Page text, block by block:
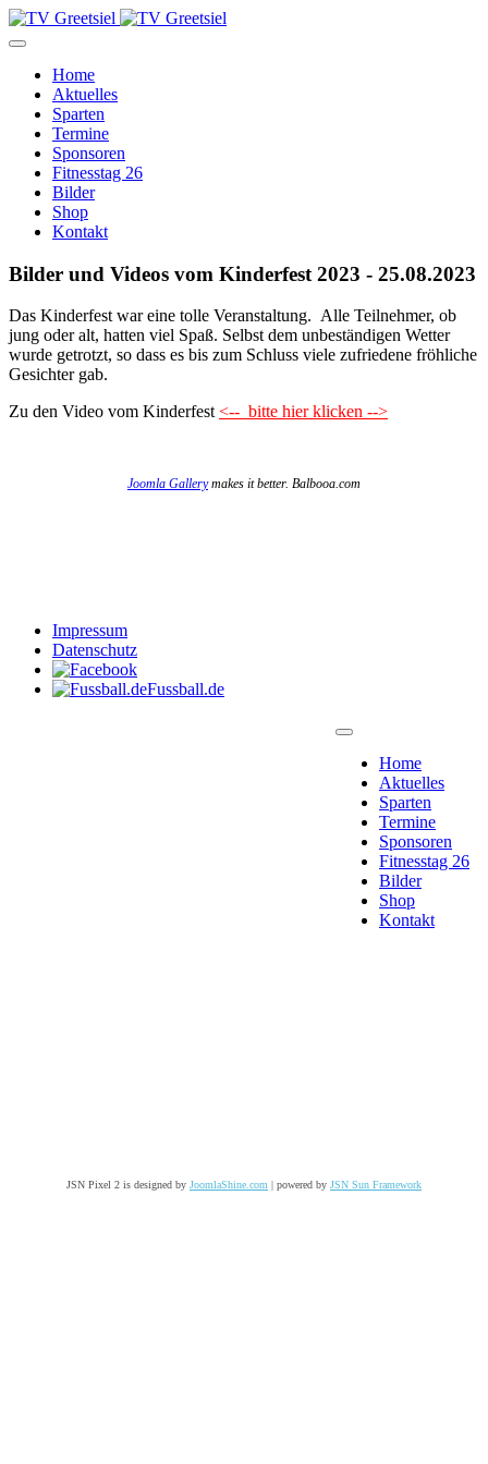
Home
Aktuelles
Sparten
Termine
Sponsoren
Fitnesstag 26
Bilder
Shop
Kontakt
Bilder und Videos vom Kinderfest 2023 - 25.08.2023
Das Kinderfest war eine tolle Veranstaltung. Alle Teilnehmer, ob
jung oder alt, hatten viel Spaß. Selbst dem unbeständigen Wetter
wurde getrotzt, so dass es bis zum Schluss viele zufriedene fröhliche
Gesichter gab.
Zu den Video vom Kinderfest<-- bitte hier klicken -->
Joomla Gallerymakes it better. Balbooa.com
Impressum
Datenschutz
Fussball.de
Home
Aktuelles
Sparten
Termine
Sponsoren
Fitnesstag 26
Bilder
Shop
Kontakt
JSN Pixel 2 is designed by JoomlaShine.com | powered by JSN Sun Framework